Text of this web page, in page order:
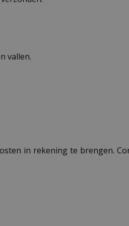
vallen.
in rekening te brengen.